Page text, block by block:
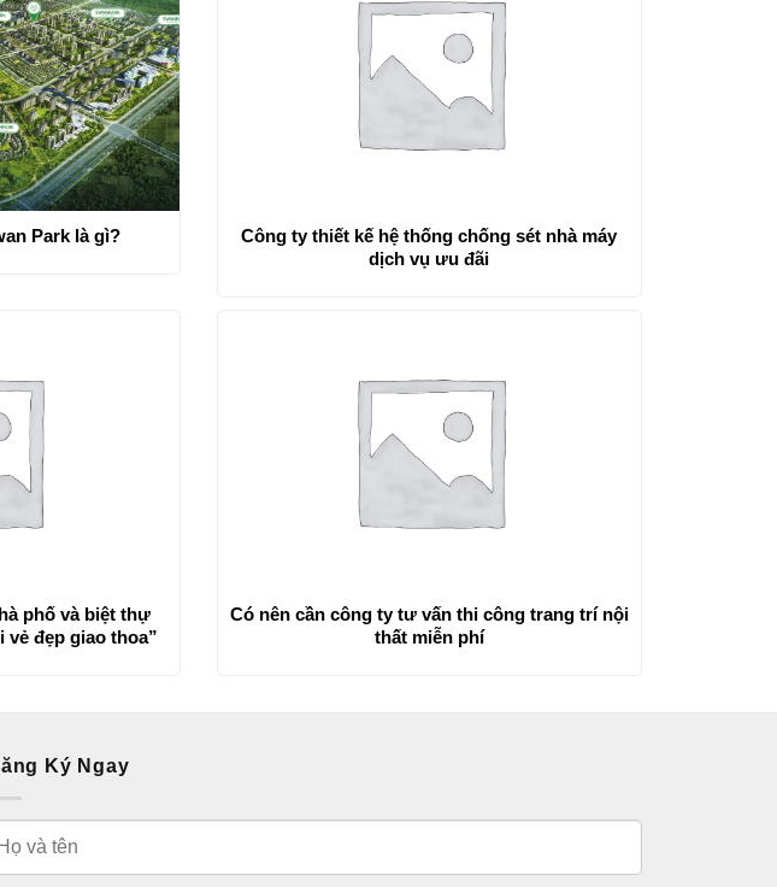
Park là gì?
Công ty thiết kế hệ thống chống sét nhà máy
dịch vụ ưu đãi
phố và biệt thự
Phú Quốc – Nơi vẻ đẹp giao thoa”
Có nên cần công ty tư vấn thi công trang trí nội
thất miễn phí
Ký Ngay